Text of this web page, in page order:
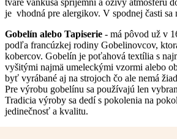
tvare vankúša spríjemní a oživý atmosféru
je vhodná pre alergikov. V spodnej časti sa
Gobelín alebo Tapiserie - má pôvod už v
podľa francúzkej rodiny Gobelinovcov,
kobercov. Gobelín je poťahová textília s
vyšitými najmä umeleckými vzormi alebo
byť vyrábané aj na strojoch čo ale nemá
Pre výrobu gobelínu sa používajú len
Tradicia výroby sa dedí s pokolenia na
jedinečnosť a kvalitu.